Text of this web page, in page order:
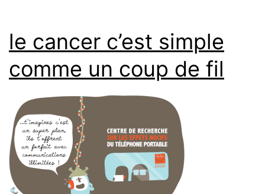
le cancer c’est simple
comme un coup de fil